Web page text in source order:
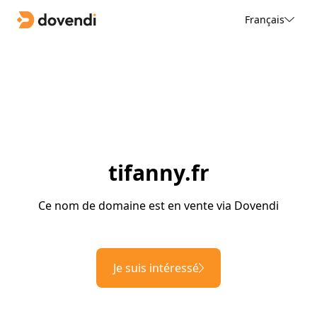
Français
tifanny.fr
Ce nom de domaine est en vente via Dovendi
Je suis intéressé